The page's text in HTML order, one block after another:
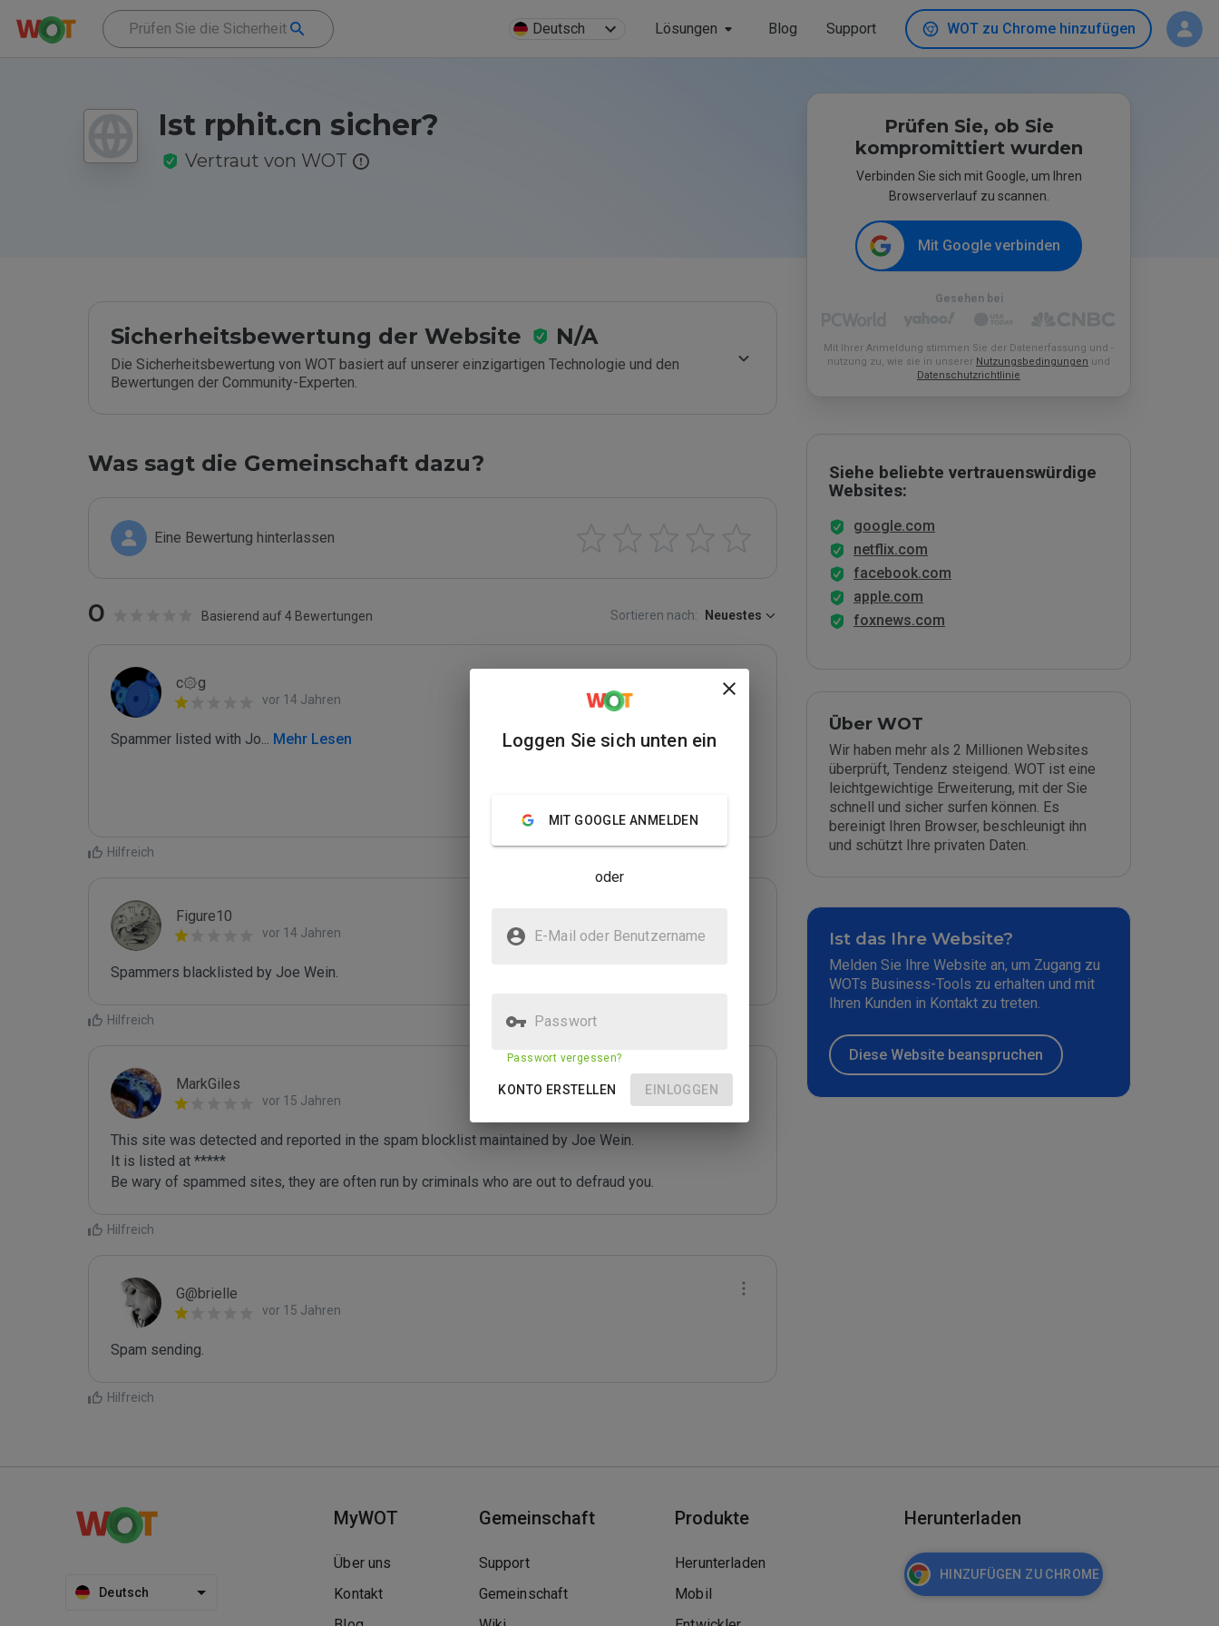
Deutsch Lösungen Blog Support WOT zu Chrome hinzufügen
Ist rphit.cn sicher?
Vertraut von WOT
Sicherheitsbewertung der Website N/A
Die Sicherheitsbewertung von WOT basiert auf unserer einzigartigen Technologie und den
Bewertungen der Community-Experten.
Was sagt die Gemeinschaft dazu?
Eine Bewertung hinterlassen
0 Basierend auf 4 Bewertungen Sortieren nach: Neuestes
c۞g
vor 14 Jahren
Spammer listed with Jo... Mehr Lesen
Hilfreich
Figure10
vor 14 Jahren
Spammers blacklisted by Joe Wein.
Hilfreich
MarkGiles
vor 15 Jahren
This site was detected and reported in the spam blocklist maintained by Joe Wein.
It is listed at *****
Be wary of spammed sites, they are often run by criminals who are out to defraud you.
Hilfreich
G@brielle
vor 15 Jahren
Spam sending.
Hilfreich
Prüfen Sie, ob Sie
kompromittiert wurden
Verbinden Sie sich mit Google, um Ihren
Browserverlauf zu scannen.
Mit Google verbinden
Gesehen bei
Mit Ihrer Anmeldung stimmen Sie der Datenerfassung und -
nutzung zu, wie sie in unserer Nutzungsbedingungen und
Datenschutzrichtlinie
Siehe beliebte vertrauenswürdige
Websites:
google.com
netflix.com
facebook.com
apple.com
foxnews.com
Über WOT
Wir haben mehr als 2 Millionen Websites
überprüft, Tendenz steigend. WOT ist eine
leichtgewichtige Erweiterung, mit der Sie
schnell und sicher surfen können. Es
bereinigt Ihren Browser, beschleunigt ihn
und schützt Ihre privaten Daten.
Ist das Ihre Website?
Melden Sie Ihre Website an, um Zugang zu
WOTs Business-Tools zu erhalten und mit
Ihren Kunden in Kontakt zu treten.
Diese Website beanspruchen
Deutsch
MyWOT
Über uns
Kontakt
Gemeinschaft
Support
Gemeinschaft
Produkte
Herunterladen
Mobil
Herunterladen
HINZUFÜGEN ZU CHROME
Loggen Sie sich unten ein
MIT GOOGLE ANMELDEN
oder
E-Mail oder Benutzername
Passwort
Passwort vergessen?
KONTO ERSTELLEN EINLOGGEN